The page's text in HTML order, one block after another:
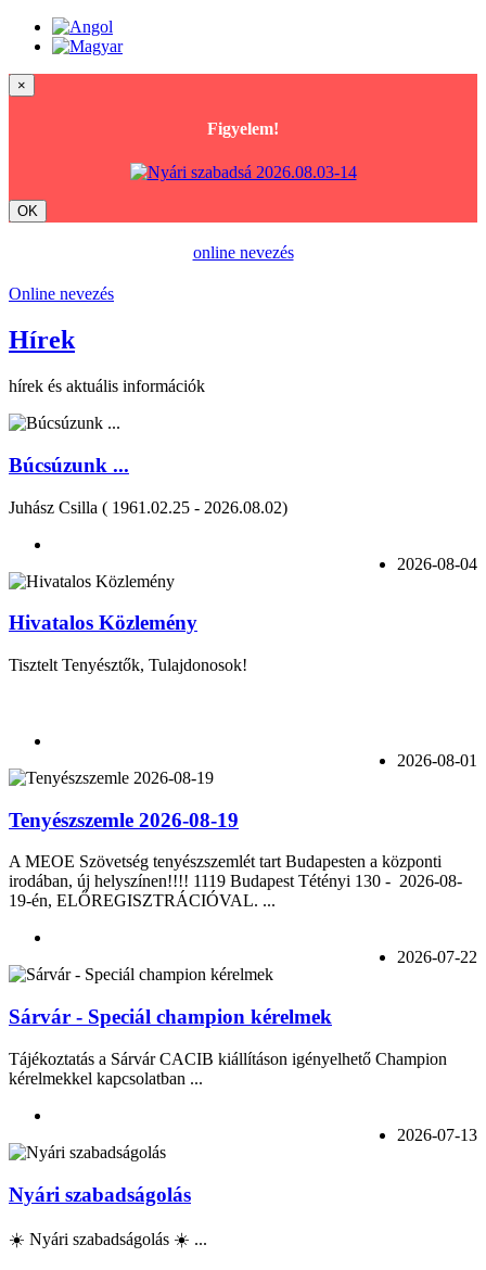
×
Figyelem!
OK
online nevezés
Online nevezés
Hírek
hírek és aktuális információk
Búcsúzunk ...
Juhász Csilla ( 1961.02.25 - 2026.08.02)
2026-08-04
Hivatalos Közlemény
Tisztelt Tenyésztők, Tulajdonosok!
2026-08-01
Tenyészszemle 2026-08-19
A MEOE Szövetség tenyészszemlét tart Budapesten a központi
irodában, új helyszínen!!!! 1119 Budapest Tétényi 130 - 2026-08-
19-én, ELŐREGISZTRÁCIÓVAL. ...
2026-07-22
Sárvár - Speciál champion kérelmek
Tájékoztatás a Sárvár CACIB kiállításon igényelhető Champion
kérelmekkel kapcsolatban ...
2026-07-13
Nyári szabadságolás
☀️ Nyári szabadságolás ☀️ ...